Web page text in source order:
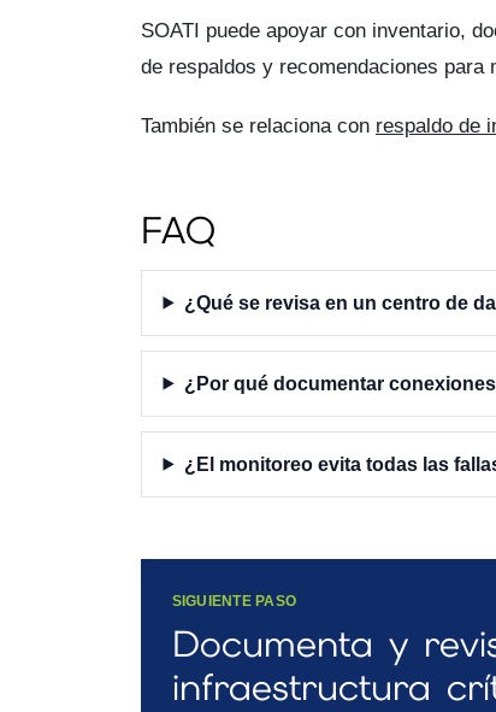
SOATI puede apoyar con inventario,
de respaldos y recomendaciones
También se relaciona con respaldo de
FAQ
¿Qué se revisa en un centro de
¿Por qué documentar
¿El monitoreo evita todas las
SIGUIENTE PASO
Documenta y
infraestructura